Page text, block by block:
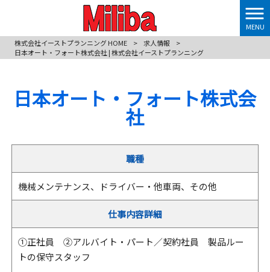
MENU
株式会社イーストプランニング HOME
> 求人情報
>
日本オート・フォート株式会社 | 株式会社イーストプランニング
日本オート・フォート株式会
社
職種
機械メンテナンス、ドライバー・他車両、その他
仕事内容詳細
①正社員 ②アルバイト・パート／契約社員 製品ルー
トの保守スタッフ